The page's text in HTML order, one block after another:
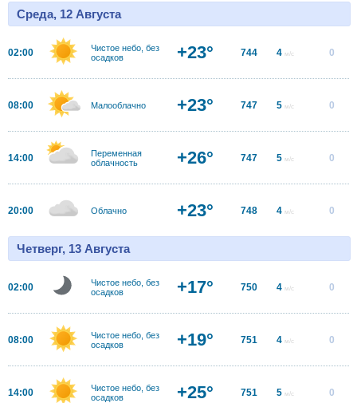
Среда, 12 Августа
02:00
Чистое небо, без
осадков
+23° 744 4 м/с 0
08:00 Малооблачно +23° 747 5 м/с 0
14:00
Переменная
облачность
+26° 747 5 м/с 0
20:00 Облачно +23° 748 4 м/с 0
Четверг, 13 Августа
02:00
Чистое небо, без
осадков
+17° 750 4 м/с 0
08:00
Чистое небо, без
осадков
+19° 751 4 м/с 0
14:00
Чистое небо, без
осадков
+25° 751 5 м/с 0